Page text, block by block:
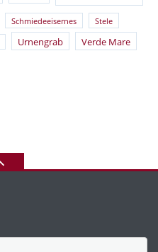
Schmiedeeisernes Stele
Urnengrab Verde Mare